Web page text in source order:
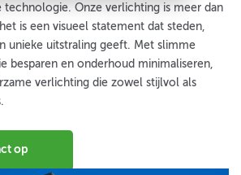
technologie. Onze verlichting is meer dan
is een visueel statement dat steden,
unieke uitstraling geeft. Met slimme
besparen en onderhoud minimaliseren,
verlichting die zowel stijlvol als
op